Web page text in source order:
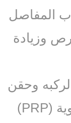
وزيادة
وحقن
البلازما الغنية بالصفائح الدموية (PRP)